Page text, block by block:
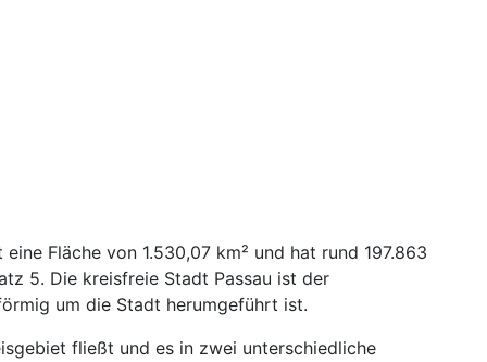
Fläche von 1.530,07 km² und hat rund 197.863
5. Die kreisfreie Stadt Passau ist der
um die Stadt herumgeführt ist.
fließt und es in zwei unterschiedliche